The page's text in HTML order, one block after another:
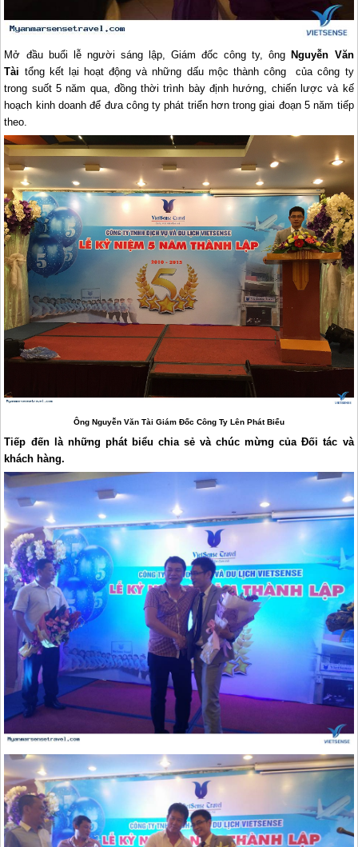
Mở đầu buổi lễ người sáng lập, Giám đốc công ty, ông Nguyễn Văn
Tài tổng kết lại hoạt động và những dấu mộc thành công của công ty
trong suốt 5 năm qua, đồng thời trình bày định hướng, chiến lược và kế
hoạch kinh doanh để đưa công ty phát triển hơn trong giai đoạn 5 năm tiếp
theo.
Ông Nguyễn Văn Tài Giám Đốc Công Ty Lên Phát Biểu
Tiếp đến là những phát biểu chia sẻ và chúc mừng của Đối tác và
khách hàng.